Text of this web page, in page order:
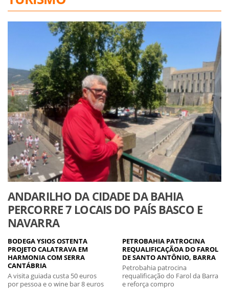
ANDARILHO DA CIDADE DA BAHIA
PERCORRE 7 LOCAIS DO PAÍS BASCO E
NAVARRA
BODEGA YSIOS OSTENTA
PROJETO CALATRAVA EM
HARMONIA COM SERRA
CANTÁBRIA
A visita guiada custa 50 euros
por pessoa e o wine bar 8 euros
PETROBAHIA PATROCINA
REQUALIFICAÇÃOA DO FAROL
DE SANTO ANTÔNIO, BARRA
Petrobahia patrocina
requalificação do Farol da Barra
e reforça compro